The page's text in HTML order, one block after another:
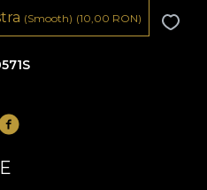
(Smooth) (10,00 RON)